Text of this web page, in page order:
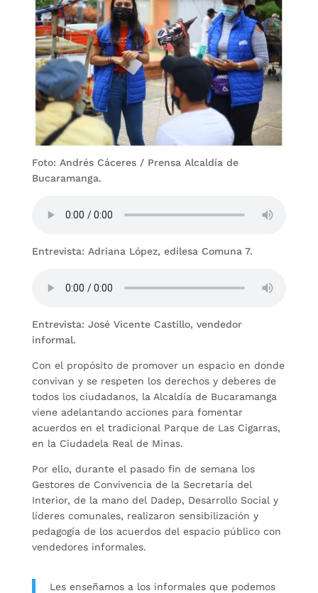
Foto: Andrés Cáceres / Prensa Alcaldía de
Bucaramanga.
Entrevista: Adriana López, edilesa Comuna 7.
Entrevista: José Vicente Castillo, vendedor
informal.
Con el propósito de promover un espacio en donde
convivan y se respeten los derechos y deberes de
todos los ciudadanos, la Alcaldía de Bucaramanga
viene adelantando acciones para fomentar
acuerdos en el tradicional Parque de Las Cigarras,
en la Ciudadela Real de Minas.
Por ello, durante el pasado fin de semana los
Gestores de Convivencia de la Secretaría del
Interior, de la mano del Dadep, Desarrollo Social y
líderes comunales, realizaron sensibilización y
pedagogía de los acuerdos del espacio público con
vendedores informales.
Les enseñamos a los informales que podemos